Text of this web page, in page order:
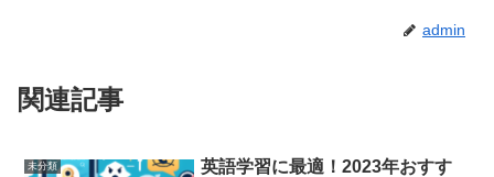
admin
関連記事
未分類
英語学習に最適！2023年おすす